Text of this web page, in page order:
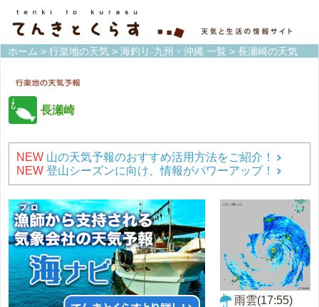
ホーム > 行楽地の天気 > 海釣り-九州・沖縄 一覧 > 長瀬崎の天気
長瀬崎
NEW 山の天気予報のおすすめ活用方法をご紹介！
NEW 登山シーズンに向け、情報がパワーアップ！
雨雲(17:55)